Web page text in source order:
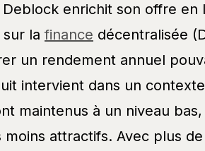
enrichit son offre en
sur lafinance décentralisée
un rendement annuel
intervient dans un
maintenus à un niveau
attractifs. Avec plus